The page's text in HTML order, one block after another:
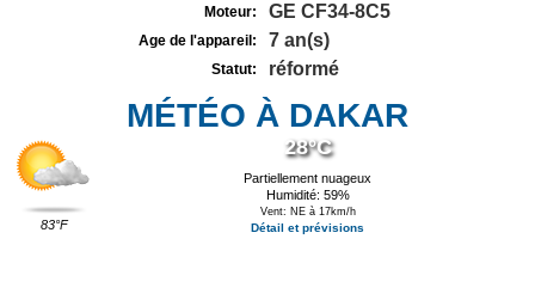
Moteur: GE CF34-8C5
Age de l'appareil: 7 an(s)
Statut: réformé
MÉTÉO À DAKAR
83°F
28°C
Partiellement nuageux
Humidité: 59%
Vent: NE à 17km/h
Détail et prévisions